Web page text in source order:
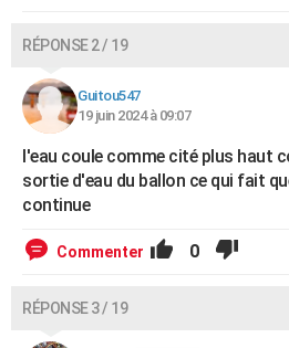
RÉPONSE 2 / 19
Guitou547
19 juin 2024 à 09:07
l'eau coule comme cité plus haut
sortie d'eau du ballon ce qui fait
continue
Commenter 0
RÉPONSE 3 / 19